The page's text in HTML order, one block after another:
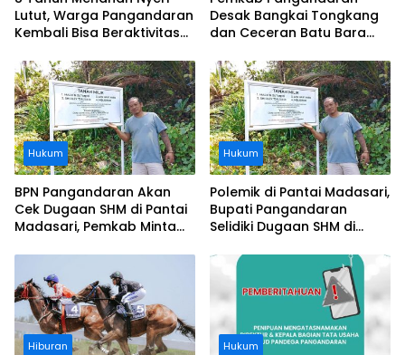
Lutut, Warga Pangandaran
Kembali Bisa Beraktivitas
Ditanggung BPJS
Desak Bangkai Tongkang
dan Ceceran Batu Bara
Buruknya Koordinasi
Perusahaan
Hukum
BPN Pangandaran Akan
Cek Dugaan SHM di Pantai
Madasari, Pemkab Minta
Hukum
Polemik di Pantai Madasari,
Bupati Pangandaran
Selidiki Dugaan SHM di
Pantai
Hiburan Hukum